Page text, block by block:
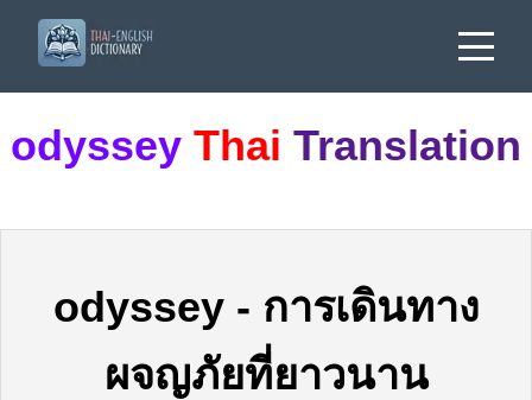
odyssey Thai Translation
odyssey- การเดินทาง
ผจญภัยที่ยาวนาน